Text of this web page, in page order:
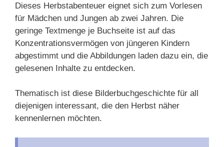
Dieses Herbstabenteuer eignet sich zum Vorlesen
für Mädchen und Jungen ab zwei Jahren. Die
geringe Textmenge je Buchseite ist auf das
Konzentrationsvermögen von jüngeren Kindern
abgestimmt und die Abbildungen laden dazu ein, die
gelesenen Inhalte zu entdecken.
Thematisch ist diese Bilderbuchgeschichte für all
diejenigen interessant, die den Herbst näher
kennenlernen möchten.